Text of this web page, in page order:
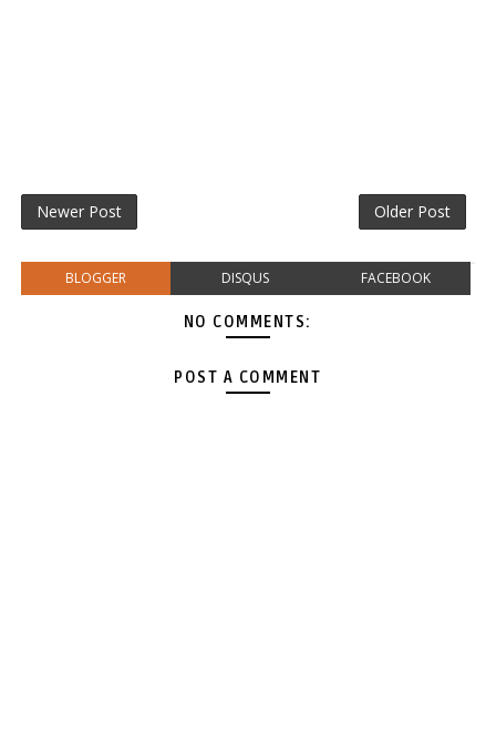
Newer Post Older Post
BLOGGER DISQUS FACEBOOK
NO COMMENTS:
POST A COMMENT